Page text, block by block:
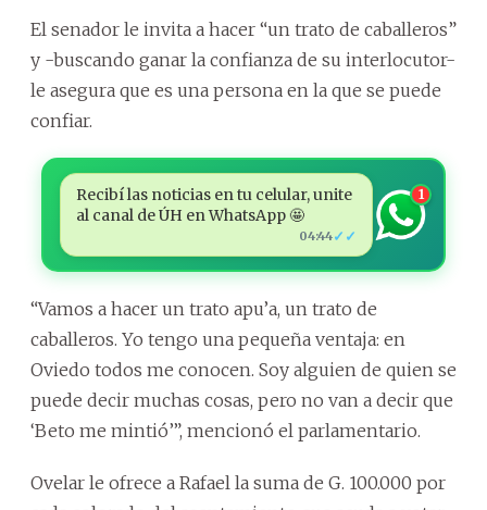
El senador le invita a hacer “un trato de caballeros”
y -buscando ganar la confianza de su interlocutor-
le asegura que es una persona en la que se puede
confiar.
Recibí las noticias en tu celular, unite
al canal de ÚH en WhatsApp 🤩
04:44✓✓
1
“Vamos a hacer un trato apu’a, un trato de
caballeros. Yo tengo una pequeña ventaja: en
Oviedo todos me conocen. Soy alguien de quien se
puede decir muchas cosas, pero no van a decir que
‘Beto me mintió’”, mencionó el parlamentario.
Ovelar le ofrece a Rafael la suma de G. 100.000 por